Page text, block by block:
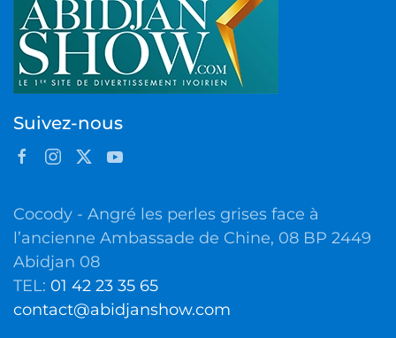
Suivez-nous
Cocody - Angré les perles grises face à
l’ancienne Ambassade de Chine, 08 BP 2449
Abidjan 08
TEL: 01 42 23 35 65
contact@abidjanshow.com